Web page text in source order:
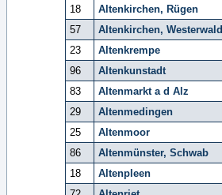
18
Altenkirchen, Rügen
57
Altenkirchen, Westerwald
23
Altenkrempe
96
Altenkunstadt
83
Altenmarkt a d Alz
29
Altenmedingen
25
Altenmoor
86
Altenmünster, Schwab
18
Altenpleen